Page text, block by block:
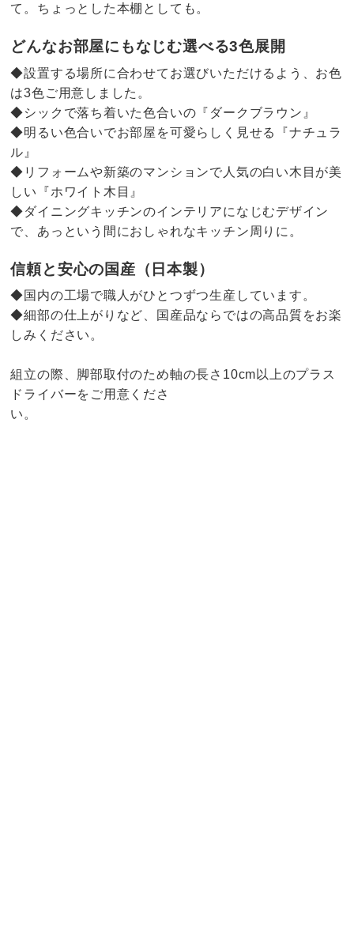
て。ちょっとした本棚としても。
どんなお部屋にもなじむ選べる3色展開
◆設置する場所に合わせてお選びいただけるよう、お色
は3色ご用意しました。
◆シックで落ち着いた色合いの『ダークブラウン』
◆明るい色合いでお部屋を可愛らしく見せる『ナチュラ
ル』
◆リフォームや新築のマンションで人気の白い木目が美
しい『ホワイト木目』
◆ダイニングキッチンのインテリアになじむデザイン
で、あっという間におしゃれなキッチン周りに。
信頼と安心の国産（日本製）
◆国内の工場で職人がひとつずつ生産しています。
◆細部の仕上がりなど、国産品ならではの高品質をお楽
しみください。
組立の際、脚部取付のため軸の長さ10cm以上のプラス
ドライバーをご用意くださ
い。